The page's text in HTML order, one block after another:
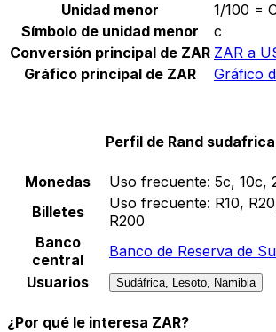
Unidad menor
1/100 =
Símbolo de unidad menor
c
Conversión principal de ZAR ZAR a
Gráfico principal de ZAR
Gráfico
Perfil de Rand
Monedas Uso frecuente: 5c, 10c,
Billetes
Uso frecuente: R10,
R200
Banco
central
Banco de Reserva de
Usuarios
Sudáfrica, Lesoto, Namibia
¿Por qué le interesa ZAR?